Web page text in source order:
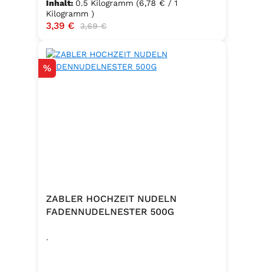
Inhalt: 0.5 Kilogramm (6,78 € / 1
Kilogramm )
Verkaufspreis:
3,39 € Regulärer Preis:
3,69 €
Rabatt
%
ZABLER HOCHZEIT NUDELN
FADENNUDELNESTER 500G
.